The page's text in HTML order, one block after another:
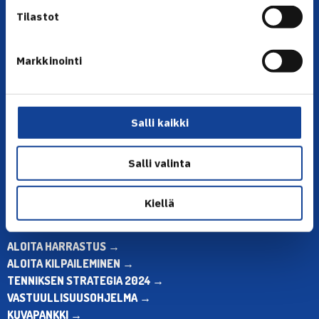
Tilastot
Markkinointi
Salli kaikki
Salli valinta
Kiellä
Olympiastadion, Paavo Nurmen tie 1, 00250 Helsinki
Toimiston puhelinajat:
sähköpostitse: toimisto@tennis.fi
KAIKKI YHTEYSTIEDOT →
ALOITA HARRASTUS →
ALOITA KILPAILEMINEN →
TENNIKSEN STRATEGIA 2024 →
VASTUULLISUUSOHJELMA →
KUVAPANKKI →